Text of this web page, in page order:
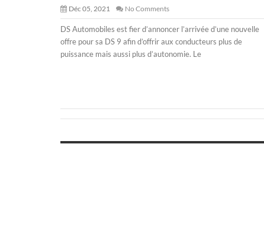
Déc 05, 2021 No Comments
DS Automobiles est fier d’annoncer l’arrivée d’une nouvelle
offre pour sa DS 9 afin d’offrir aux conducteurs plus de
puissance mais aussi plus d’autonomie. Le